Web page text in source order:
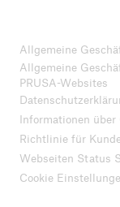
Allgemeine
Allgemeine
PRUSA-Websites
Informationen über
Richtlinie für
Webseiten Status
Cookie